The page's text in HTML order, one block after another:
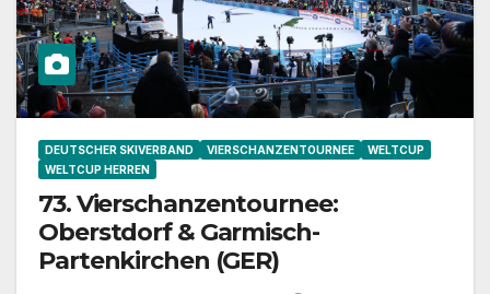
DEUTSCHER SKIVERBAND VIERSCHANZENTOURNEE
WELTCUP
WELTCUP HERREN
73. Vierschanzentournee:
Oberstdorf & Garmisch-
Partenkirchen (GER)